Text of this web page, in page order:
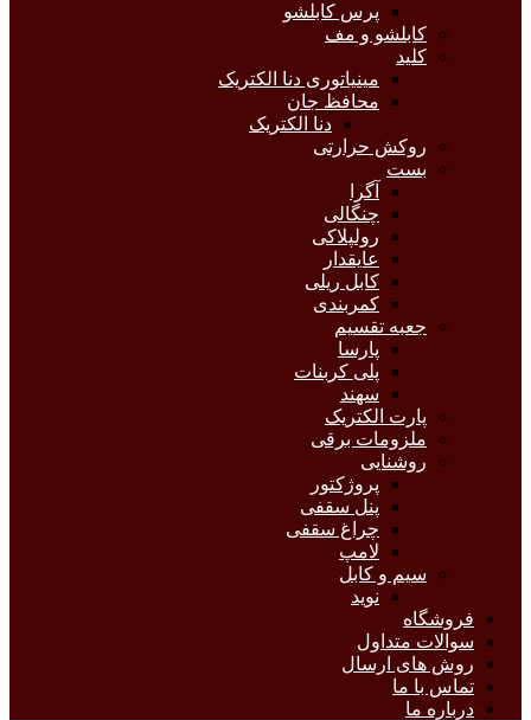
پرس کابلشو
کابلشو و مف
کلید
مینیاتوری دنا الکتریک
محافظ جان
دنا الکتریک
روکش حرارتی
بست
آگرا
چنگالی
رولپلاکی
عایقدار
کابل ریلی
کمربندی
جعبه تقسیم
پارسا
پلی کربنات
سهند
پارت الکتریک
ملزومات برقی
روشنایی
پروژکتور
پنل سقفی
چراغ سقفی
لامپ
سیم و کابل
نوید
فروشگاه
سوالات متداول
روش های ارسال
تماس با ما
درباره ما